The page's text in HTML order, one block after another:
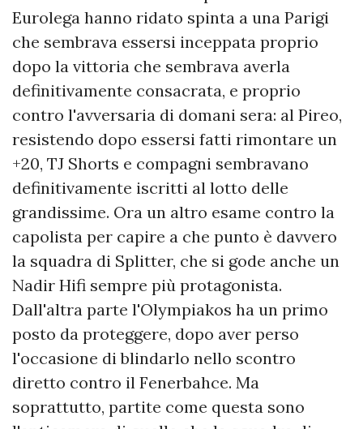
Eurolega hanno ridato spinta a una Parigi
che sembrava essersi inceppata proprio
dopo la vittoria che sembrava averla
definitivamente consacrata, e proprio
contro l'avversaria di domani sera: al Pireo,
resistendo dopo essersi fatti rimontare un
+20, TJ Shorts e compagni sembravano
definitivamente iscritti al lotto delle
grandissime. Ora un altro esame contro la
capolista per capire a che punto è davvero
la squadra di Splitter, che si gode anche un
Nadir Hifi sempre più protagonista.
Dall'altra parte l'Olympiakos ha un primo
posto da proteggere, dopo aver perso
l'occasione di blindarlo nello scontro
diretto contro il Fenerbahce. Ma
soprattutto, partite come questa sono